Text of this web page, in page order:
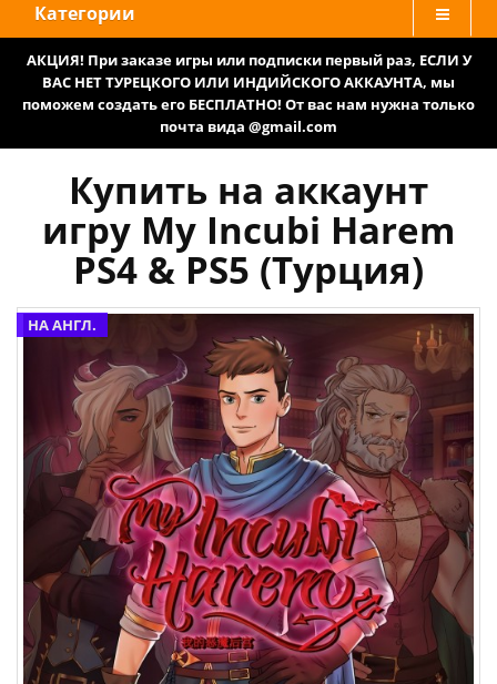
Категории
АКЦИЯ! При заказе игры или подписки первый раз, ЕСЛИ У
ВАС НЕТ ТУРЕЦКОГО ИЛИ ИНДИЙСКОГО АККАУНТА, мы
поможем создать его БЕСПЛАТНО! От вас нам нужна только
почта вида @gmail.com
Купить на аккаунт
игру My Incubi Harem
PS4 & PS5 (Турция)
НА АНГЛ.